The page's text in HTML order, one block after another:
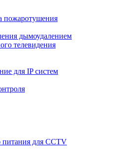
пожаротушения
дымоудалением
телевидения
для IP систем
питания для CCTV